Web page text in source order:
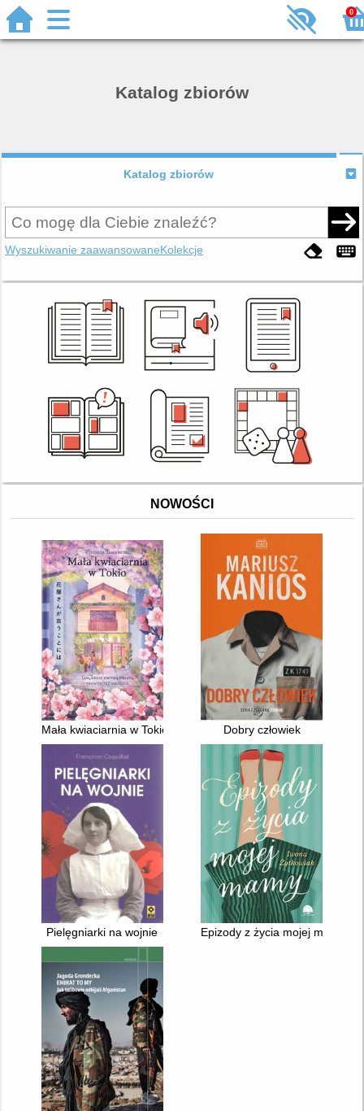
0
Katalog zbiorów
Katalog zbiorów
Wyszukiwanie zaawansowaneKolekcje
NOWOŚCI
Mała kwiaciarnia w Tokio Dobry człowiek
Pielęgniarki na wojnie Epizody z życia mojej mamy